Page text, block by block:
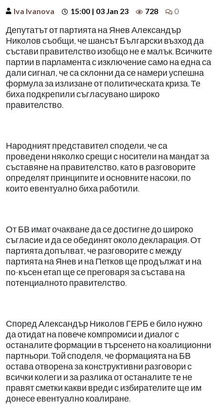
Iva Ivanova 15:00 | 03 Jan 23 728 0
Депутатът от партията на Янев Александър
Николов съобщи, че шансът Български възход да
състави правителство изобщо не е малък. Всичките
партии в парламента с изключение само на една са
дали сигнал, че са склонни да се намери успешна
формула за излизане от политическата криза. Те
биха подкрепили съгласувано широко
правителство.
Народният представител сподели, че са
проведени няколко срещи с носители на мандат за
съставяне на правителство, като в разговорите
определят принципите и основните насоки, по
които евентуално биха работили.
От БВ имат очакване да се достигне до широко
съгласие и да се обединят около декларация. От
партията допълват, че разговорите с между
партията на Янев и на Петков ще продължат и на
по-късен етап ще се преговаря за състава на
потенциалното правителство.
Според Александър Николов ГЕРБ е било нужно
да отидат на повече компромиси и диалог с
останалите формации в търсенето на коалиционни
партньори. Той споделя, че формацията на БВ
остава отворена за конструктивни разговори с
всички колеги и за разлика от останалите те не
правят сметки какви вреди с избирателите ще им
донесе евентуално коалиране.